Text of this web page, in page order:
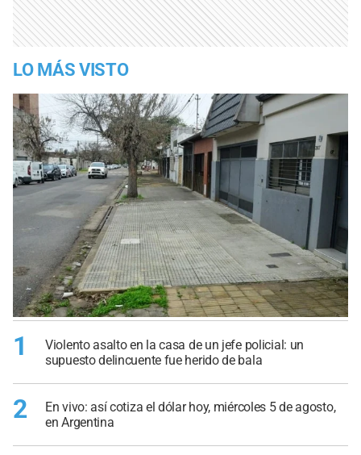
LO MÁS VISTO
1
Violento asalto en la casa de un jefe policial: un
supuesto delincuente fue herido de bala
2
En vivo: así cotiza el dólar hoy, miércoles 5 de agosto,
en Argentina